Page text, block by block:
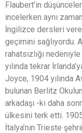
Flaubert’in
incelerken aynı
İngilizce dersleri
geçimini sağlıyordu.
rahatsızlığı
yılında tekrar
Joyce, 1904 yılında
bulunan Berlitz
arkadaşı -ki daha
ülkesini terk etti.
İtalya’nın Trieste